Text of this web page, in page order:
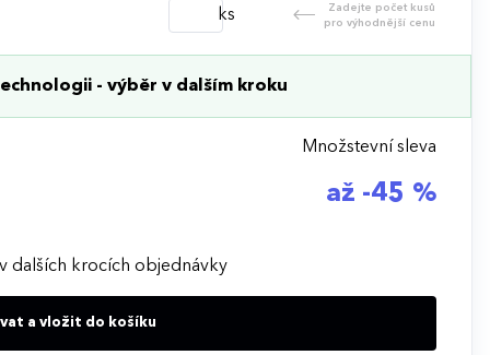
ks
Zadejte počet kusů
pro výhodnější cenu
- výběr v dalším kroku
Množstevní sleva
až -45 %
dalších krocích objednávky
a vložit do košíku